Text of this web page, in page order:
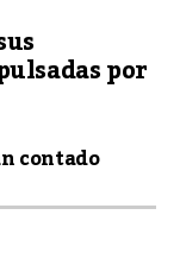
por
contado